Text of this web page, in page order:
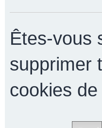
Êtes-vous
supprimer
cookies